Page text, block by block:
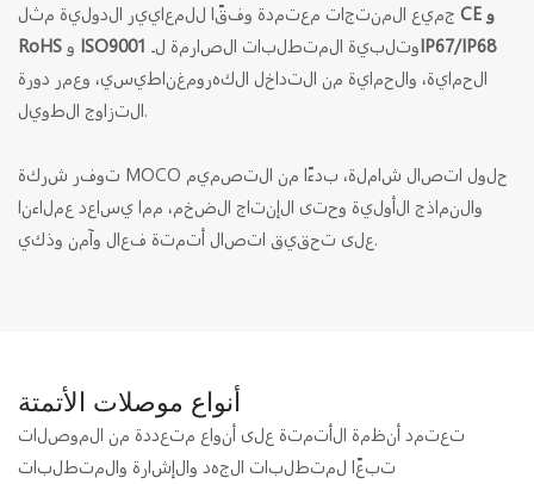
CE و
RoHS و ISO9001 وتلبية المتطلبات الصارمة لـIP67/IP68
الحماية، والحماية من التداخل الكهرومغناطيسي، وعمر دورة
التزاوج الطويل.
توفر شركة MOCO حلول اتصال شاملة، بدءًا من التصميم
والنماذج الأولية وحتى الإنتاج الضخم، مما يساعد عملاءنا
على تحقيق اتصال أتمتة فعال وآمن وذكي.
أنواع موصلات الأتمتة
تعتمد أنظمة الأتمتة على أنواع متعددة من الموصلات
تبعًا لمتطلبات الجهد والإشارة والمتطلبات